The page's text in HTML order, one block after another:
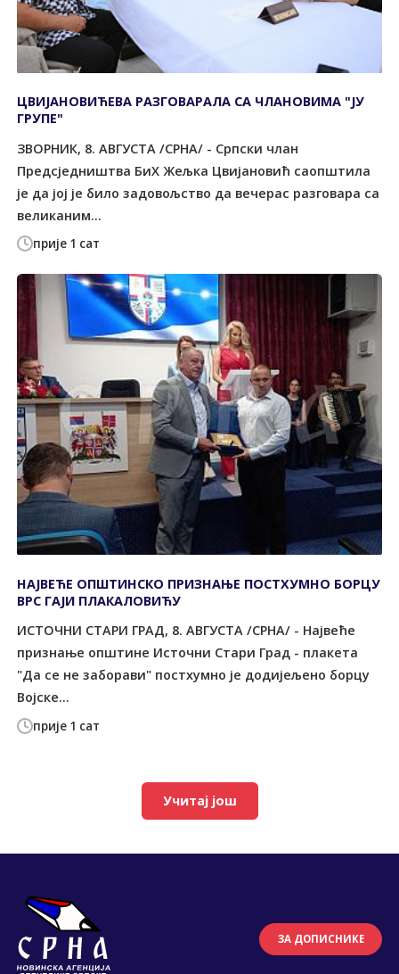
прије 1 сат
ЦВИЈАНОВИЋЕВА РАЗГОВАРАЛА СА ЧЛАНОВИМА "ЈУ
ГРУПЕ"
ЗВОРНИК, 8. АВГУСТА /СРНА/ - Српски члан
Предсједништва БиХ Жељка Цвијановић саопштила
је да јој је било задовољство да вечерас разговара са
великаним...
прије 1 сат
НАЈВЕЋЕ ОПШТИНСКО ПРИЗНАЊЕ ПОСТХУМНО БОРЦУ
ВРС ГАЈИ ПЛАКАЛОВИЋУ
ИСТОЧНИ СТАРИ ГРАД, 8. АВГУСТА /СРНА/ - Највеће
признање општине Источни Стари Град - плакета
"Да се не заборави" постхумно је додијељено борцу
Војске...
Учитај још
ЗА ДОПИСНИКЕ